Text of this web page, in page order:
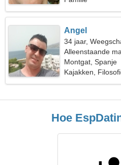
Angel
34 jaar,
Alleenstaande
Montgat, Spanje
Kajakken,
Hoe